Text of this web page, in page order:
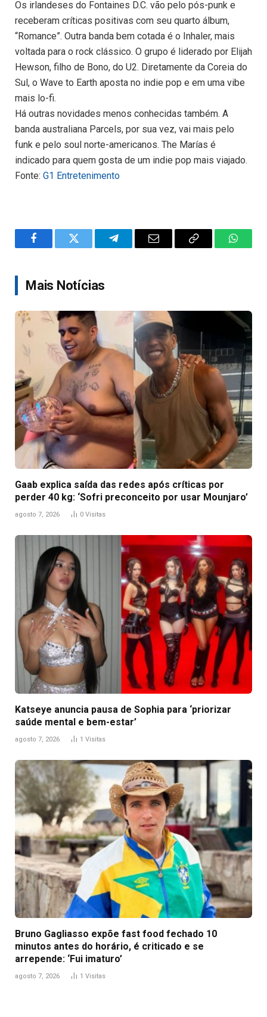
Os irlandeses do Fontaines D.C. vão pelo pós-punk e
receberam críticas positivas com seu quarto álbum,
“Romance”. Outra banda bem cotada é o Inhaler, mais
voltada para o rock clássico. O grupo é liderado por Elijah
Hewson, filho de Bono, do U2. Diretamente da Coreia do
Sul, o Wave to Earth aposta no indie pop e em uma vibe
mais lo-fi.
Há outras novidades menos conhecidas também. A
banda australiana Parcels, por sua vez, vai mais pelo
funk e pelo soul norte-americanos. The Marías é
indicado para quem gosta de um indie pop mais viajado.
Fonte: G1 Entretenimento
FacebookTwitter TelegramEmail
Copy
Mais Notícias
Gaab explica saída das redes após críticas por
perder 40 kg: ‘Sofri preconceito por usar Mounjaro’
agosto 7, 2026 0 Visitas
Katseye anuncia pausa de Sophia para ‘priorizar
saúde mental e bem-estar’
agosto 7, 2026 1 Visitas
Bruno Gagliasso expõe fast food fechado 10
minutos antes do horário, é criticado e se
arrepende: ‘Fui imaturo’
agosto 7, 2026 1 Visitas